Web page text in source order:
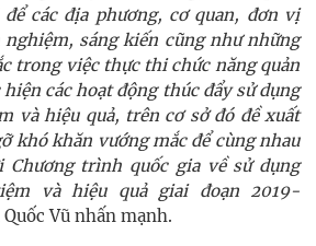
các địa phương, cơ quan, đơn vị
sáng kiến cũng như những
trong việc thực thi chức năng quản
các hoạt động thúc đẩy sử dụng
và hiệu quả, trên cơ sở đó đề xuất
khó khăn vướng mắc để cùng nhau
Chương trình quốc gia về sử dụng
và hiệu quả giai đoạn 2019-
Vũ nhấn mạnh.